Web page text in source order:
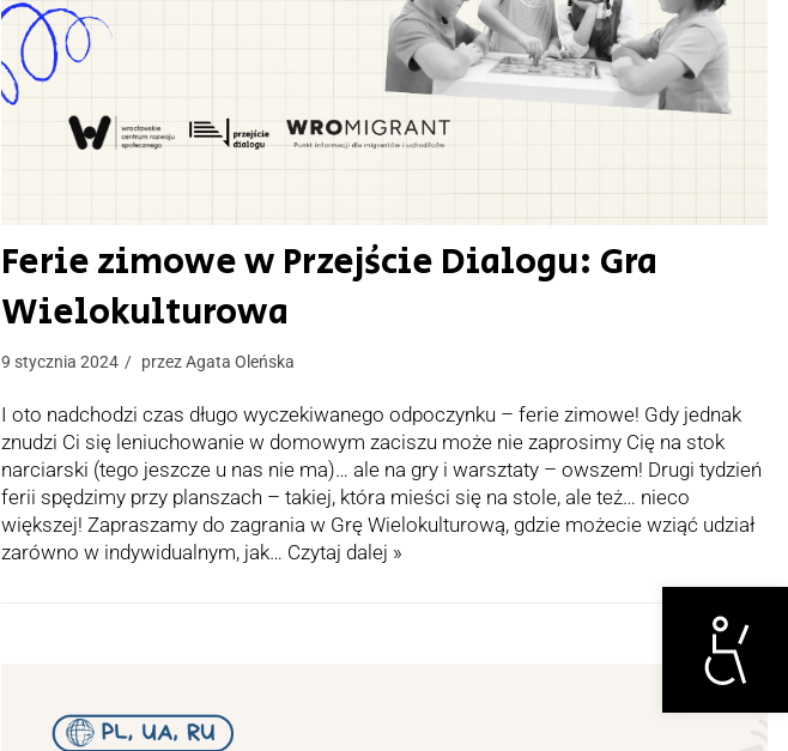
Otwórz
Ferie zimowe w Przejście Dialogu: Gra
Wielokulturowa
9 stycznia 2024 przezAgata Oleńska
I oto nadchodzi czas długo wyczekiwanego odpoczynku – ferie zimowe! Gdy jednak
znudzi Ci się leniuchowanie w domowym zaciszu może nie zaprosimy Cię na stok
narciarski (tego jeszcze u nas nie ma)… ale na gry i warsztaty – owszem! Drugi tydzień
ferii spędzimy przy planszach – takiej, która mieści się na stole, ale też… nieco
większej! Zapraszamy do zagrania w Grę Wielokulturową, gdzie możecie wziąć udział
zarówno w indywidualnym, jak… Czytaj dalej »